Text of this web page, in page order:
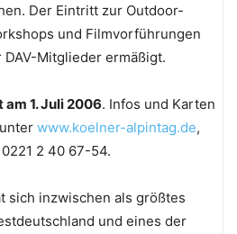
Der Eintritt zur Outdoor-
und Filmvorführungen
Mitglieder ermäßigt.
1. Juli 2006. Infos und Karten
www.koelner-alpintag.de,
2 40 67-54.
sich inzwischen als größtes
und eines der